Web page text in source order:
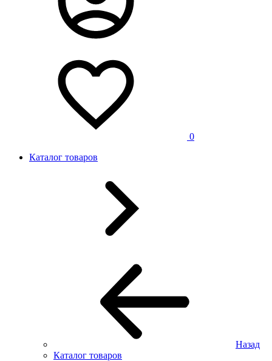
0
Каталог товаров
Назад
Каталог товаров